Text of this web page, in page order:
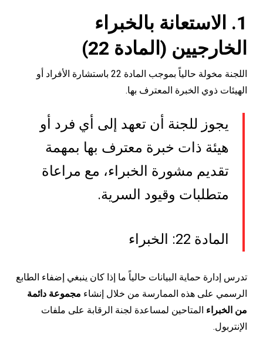
1. الاستعانة بالخبراء
الخارجيين (المادة 22)
اللجنة مخولة حالياً بموجب المادة 22 باستشارة الأفراد أو
الهيئات ذوي الخبرة المعترف بها.
يجوز للجنة أن تعهد إلى أي فرد أو
هيئة ذات خبرة معترف بها بمهمة
تقديم مشورة الخبراء، مع مراعاة
متطلبات وقيود السرية.
المادة 22: الخبراء
تدرس إدارة حماية البيانات حالياً ما إذا كان ينبغي إضفاء الطابع
الرسمي على هذه الممارسة من خلال إنشاء مجموعة دائمة
من الخبراء المتاحين لمساعدة لجنة الرقابة على ملفات
الإنتربول.